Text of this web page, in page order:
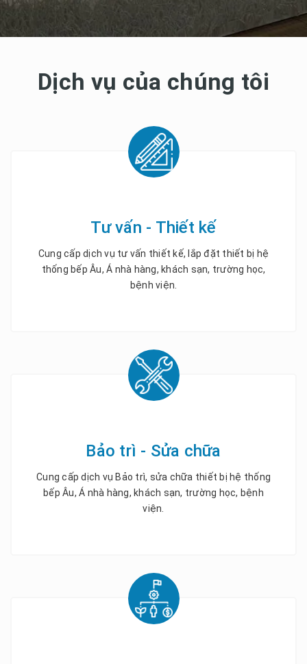
Dịch vụ của chúng tôi
Tư vấn - Thiết kế
Cung cấp dịch vụ tư vấn thiết kế, lắp đặt thiết bị hệ
thống bếp Âu, Á nhà hàng, khách sạn, trường học,
bệnh viện.
Bảo trì - Sửa chữa
Cung cấp dịch vụ Bảo trì, sửa chữa thiết bị hệ thống
bếp Âu, Á nhà hàng, khách sạn, trường học, bệnh
viện.